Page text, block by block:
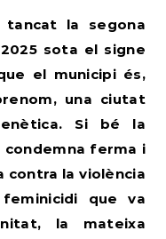
la segona
sota el signe
el municipi és,
una ciutat
Si bé la
condemna ferma i
la violència
que va
la mateixa